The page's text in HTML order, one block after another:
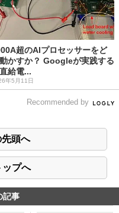
超のAIプロセッサーをど
かすか？ Googleが実践する
給電...
年5月11日
Recommended by
頭へ
プへ
記事